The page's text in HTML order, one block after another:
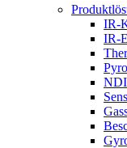
IR-
IR-